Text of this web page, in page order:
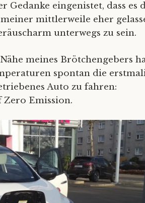
Gedanke eingenistet, dass es
mittlerweile eher
unterwegs zu sein.
meines Brötchengebers
spontan die
Auto zu fahren:
Zero Emission.